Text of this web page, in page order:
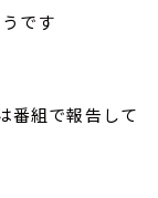
です
番組で報告して